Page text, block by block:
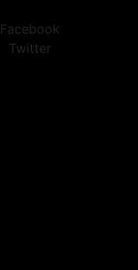
Facebook
Twitter